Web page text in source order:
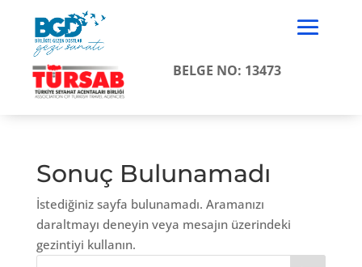
BELGE NO: 13473
Sonuç Bulunamadı
İstediğiniz sayfa bulunamadı. Aramanızı
daraltmayı deneyin veya mesajın üzerindeki
gezintiyi kullanın.